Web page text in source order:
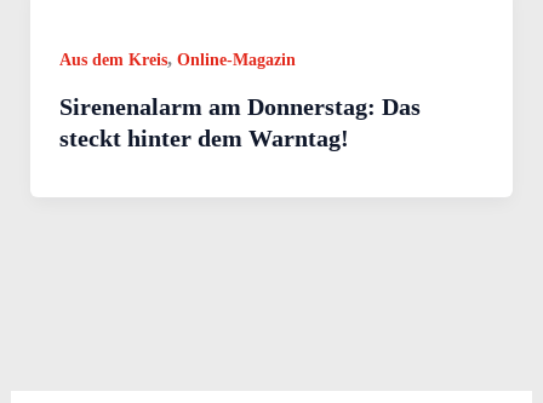
Aus dem Kreis, Online-Magazin
Sirenenalarm am Donnerstag: Das
steckt hinter dem Warntag!